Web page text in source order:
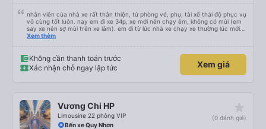
nhân viên của nhà xe rất thân thiện, từ phòng vé, phụ, tài xế thái độ phục vụ
vô cùng tốt luôn. nay em đi xe 34p, xe mới nên chạy êm, không có mùi (em
say xe nên sợ mùi trên xe lắm). em đi từ lúc nhà xe chạy xe thường lúc mới
mở tuyến cơ, nay có xe 34p chắc em đi nhiều hơn
Xem thêm
Không cần thanh toán trước
Xác nhận chỗ ngay lập tức
Xem giá
Vương Chi HP
Limousine 22 phòng VIP
(0 đánh giá)
Bến xe Quy Nhơn